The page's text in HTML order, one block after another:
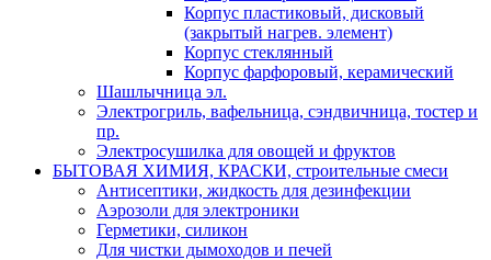
Корпус пластиковый, дисковый
(закрытый нагрев. элемент)
Корпус стеклянный
Корпус фарфоровый, керамический
Шашлычница эл.
Электрогриль, вафельница, сэндвичница, тостер и
пр.
Электросушилка для овощей и фруктов
БЫТОВАЯ ХИМИЯ, КРАСКИ, строительные смеси
Антисептики, жидкость для дезинфекции
Аэрозоли для электроники
Герметики, силикон
Для чистки дымоходов и печей